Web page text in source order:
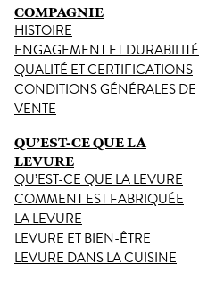
COMPAGNIE
HISTOIRE
ENGAGEMENT ET DURABILITÉ
QUALITÉ ET CERTIFICATIONS
CONDITIONS GÉNÉRALES DE
VENTE
QU’EST-CE QUE LA
LEVURE
QU’EST-CE QUE LA LEVURE
COMMENT EST FABRIQUÉE
LA LEVURE
LEVURE ET BIEN-ÊTRE
LEVURE DANS LA CUISINE